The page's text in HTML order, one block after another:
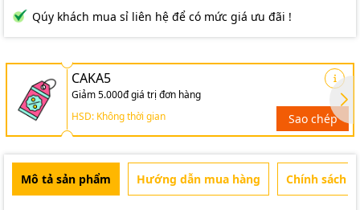
Qúy khách mua sỉ liên hệ để có mức giá ưu đãi !
CAKA5
Giảm 5.000đ giá trị đơn hàng
HSD: Không thời gian
Sao chép
Mô tả sản phẩm Hướng dẫn mua hàng Chính sách